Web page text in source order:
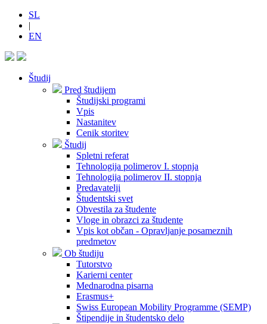
SL
|
EN
Študij
Pred študijem
Študijski programi
Vpis
Nastanitev
Cenik storitev
Študij
Spletni referat
Tehnologija polimerov I. stopnja
Tehnologija polimerov II. stopnja
Predavatelji
Študentski svet
Obvestila za študente
Vloge in obrazci za študente
Vpis kot občan - Opravljanje posameznih
predmetov
Ob študiju
Tutorstvo
Karierni center
Mednarodna pisarna
Erasmus+
Swiss European Mobility Programme (SEMP)
Štipendije in študentsko delo